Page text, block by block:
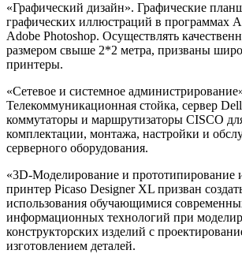
«Графический дизайн». Графические
графических иллюстраций в программах
Adobe Photoshop. Осуществлять
размером свыше 2*2 метра, призваны
принтеры.
«Сетевое и системное
Телекоммуникационная стойка, сервер
коммутаторы и маршрутизаторы CISCO
комплектации, монтажа, настройки и
серверного оборудования.
«3D-Моделирование и прототипирование
принтер Picaso Designer XL призван
использования обучающимися
информационных технологий при
конструкторских изделий с
изготовлением деталей.